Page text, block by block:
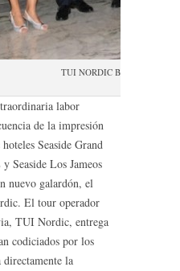
TUI NORDIC BLUE AWARD
labor
de la impresión
Seaside Grand
Seaside Los Jameos
nuevo galardón, el
El tour operador
TUI Nordic, entrega
codiciados por los
la